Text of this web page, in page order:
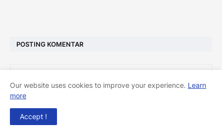
POSTING KOMENTAR
Our website uses cookies to improve your experience. Learn
more
Accept !